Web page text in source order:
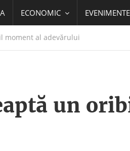
ECONOMIC EVENIMENTE
moment al adevărului
un